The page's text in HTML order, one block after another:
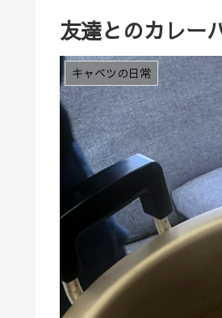
友達とのカレー
キャベツの日常